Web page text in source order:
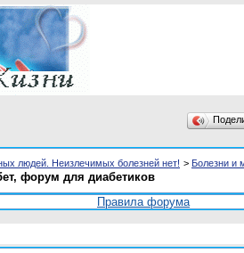
людей. Неизлечимых болезней нет! > Болезни и
форум для диабетиков
Правила форума